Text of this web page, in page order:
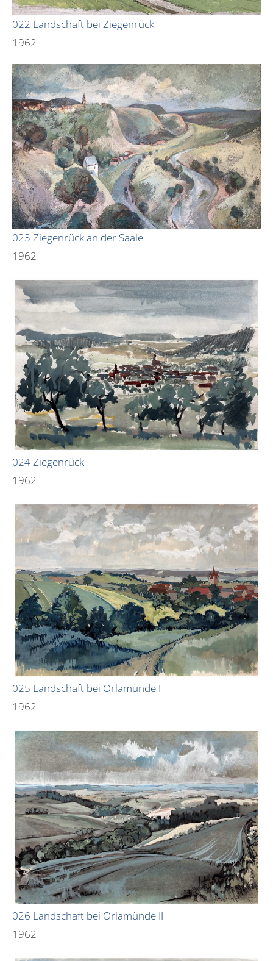
022 Landschaft bei Ziegenrück
1962
023 Ziegenrück an der Saale
1962
024 Ziegenrück
1962
025 Landschaft bei Orlamünde I
1962
026 Landschaft bei Orlamünde II
1962